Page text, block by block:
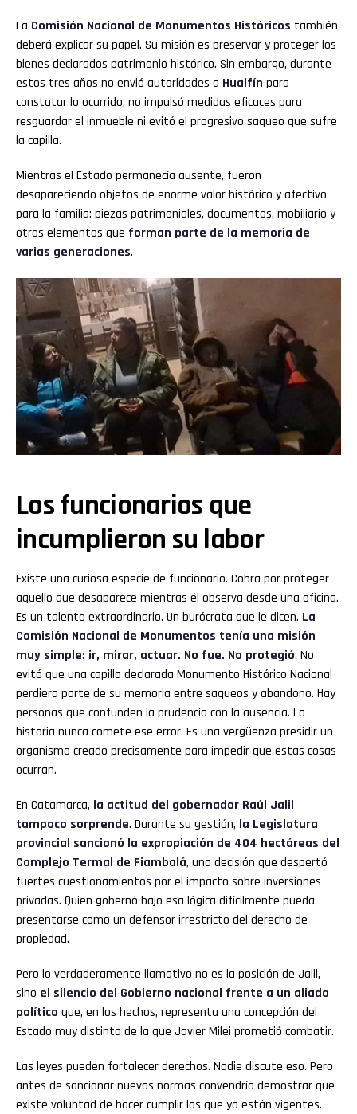
La Comisión Nacional de Monumentos Históricos también
deberá explicar su papel. Su misión es preservar y proteger los
bienes declarados patrimonio histórico. Sin embargo, durante
estos tres años no envió autoridades a Hualfín para
constatar lo ocurrido, no impulsó medidas eficaces para
resguardar el inmueble ni evitó el progresivo saqueo que sufre
la capilla.
Mientras el Estado permanecía ausente, fueron
desapareciendo objetos de enorme valor histórico y afectivo
para la familia: piezas patrimoniales, documentos, mobiliario y
otros elementos que forman parte de la memoria de
varias generaciones.
Los funcionarios que
incumplieron su labor
Existe una curiosa especie de funcionario. Cobra por proteger
aquello que desaparece mientras él observa desde una oficina.
Es un talento extraordinario. Un burócrata que le dicen. La
Comisión Nacional de Monumentos tenía una misión
muy simple: ir, mirar, actuar. No fue. No protegió. No
evitó que una capilla declarada Monumento Histórico Nacional
perdiera parte de su memoria entre saqueos y abandono. Hay
personas que confunden la prudencia con la ausencia. La
historia nunca comete ese error. Es una vergüenza presidir un
organismo creado precisamente para impedir que estas cosas
ocurran.
En Catamarca, la actitud del gobernador Raúl Jalil
tampoco sorprende. Durante su gestión, la Legislatura
provincial sancionó la expropiación de 404 hectáreas del
Complejo Termal de Fiambalá, una decisión que despertó
fuertes cuestionamientos por el impacto sobre inversiones
privadas. Quien gobernó bajo esa lógica difícilmente pueda
presentarse como un defensor irrestricto del derecho de
propiedad.
Pero lo verdaderamente llamativo no es la posición de Jalil,
sino el silencio del Gobierno nacional frente a un aliado
político que, en los hechos, representa una concepción del
Estado muy distinta de la que Javier Milei prometió combatir.
Las leyes pueden fortalecer derechos. Nadie discute eso. Pero
antes de sancionar nuevas normas convendría demostrar que
existe voluntad de hacer cumplir las que ya están vigentes.